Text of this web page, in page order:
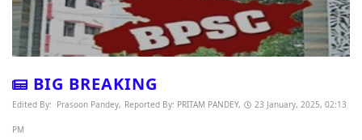
BIG BREAKING
Edited By: Prasoon Pandey, Reported By: PRITAM PANDEY, 23 January, 2025, 02:13
PM